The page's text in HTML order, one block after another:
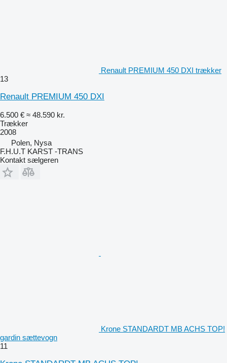
Renault PREMIUM 450 DXI trækker
13
Renault PREMIUM 450 DXI
6.500 € ≈ 48.590 kr.
Trækker
2008
Polen, Nysa
F.H.U.T KARST -TRANS
Kontakt sælgeren
Krone STANDARDT MB ACHS TOP!
gardin sættevogn
11